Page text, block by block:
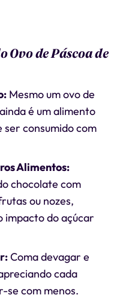
de Páscoa de
Mesmo um ovo de
é um alimento
ser consumido com
Alimentos:
chocolate com
ou nozes,
impacto do açúcar
Coma devagar e
cada
se com menos.